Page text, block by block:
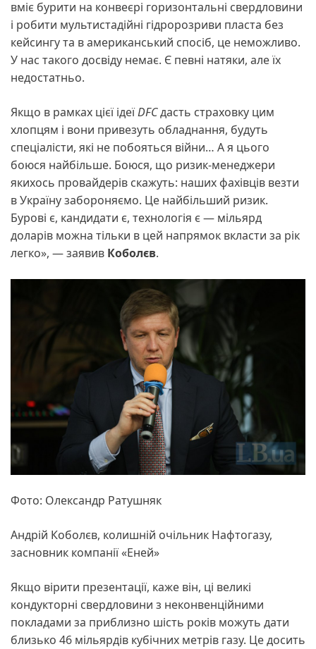
вміє бурити на конвеєрі горизонтальні свердловини
і робити мультистадійні гідророзриви пласта без
кейсингу та в американський спосіб, це неможливо.
У нас такого досвіду немає. Є певні натяки, але їх
недостатньо.
Якщо в рамках цієї ідеїDFCдасть страховку цим
хлопцям і вони привезуть обладнання, будуть
спеціалісти, які не побояться війни… А я цього
боюся найбільше. Боюся, що ризик-менеджери
якихось провайдерів скажуть: наших фахівців везти
в Україну забороняємо. Це найбільший ризик.
Бурові є, кандидати є, технологія є — мільярд
доларів можна тільки в цей напрямок вкласти за рік
легко», — заявив Коболєв.
Фото: Олександр Ратушняк
Андрій Коболєв, колишній очільник Нафтогазу,
засновник компанії «Еней»
Якщо вірити презентації, каже він, ці великі
кондукторні свердловини з неконвенційними
покладами за приблизно шість років можуть дати
близько 46 мільярдів кубічних метрів газу. Це досить